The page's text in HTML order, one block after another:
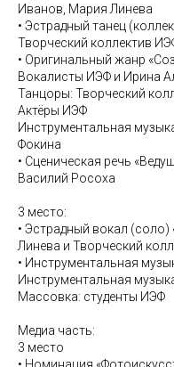
Иванов, Мария Линева
• Эстрадный танец
Творческий коллектив
• Оригинальный жанр
Вокалисты ИЭФ и Ирина
Танцоры: Творческий
Актёры ИЭФ
Инструментальная
Фокина
• Сценическая речь
Василий Росоха
3 место:
• Эстрадный вокал
Линева и Творческий
• Инструментальная
Инструментальная
Массовка: студенты ИЭФ
Медиа часть:
3 место
• Номинация